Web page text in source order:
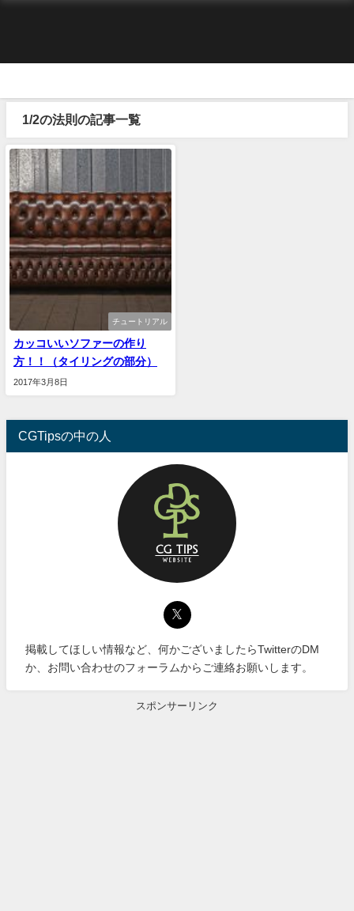
1/2の法則の記事一覧
チュートリアル
カッコいいソファーの作り
方！！（タイリングの部分）
2017年3月8日
CGTipsの中の人
掲載してほしい情報など、何かございましたらTwitterのDM
か、お問い合わせのフォーラムからご連絡お願いします。
スポンサーリンク